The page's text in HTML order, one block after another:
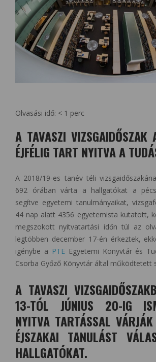
Olvasási idő: < 1 perc
A TAVASZI VIZSGAIDŐSZAK
ÉJFÉLIG TART NYITVA A
A 2018/19-es tanév téli
692 órában várta a hallgatókat a
segítve egyetemi tanulmányaikat,
44 nap alatt 4356 egyetemista kutatott,
megszokott nyitvatartási időn túl az
legtöbben december 17-én érkeztek,
igénybe a PTEEgyetemi Könyvtár és
Csorba Győző Könyvtár által működtetett
A TAVASZI
13-TÓL JÚNIUS 20-IG
NYITVA TARTÁSSAL
ÉJSZAKAI TANULÁST
HALLGATÓKAT.